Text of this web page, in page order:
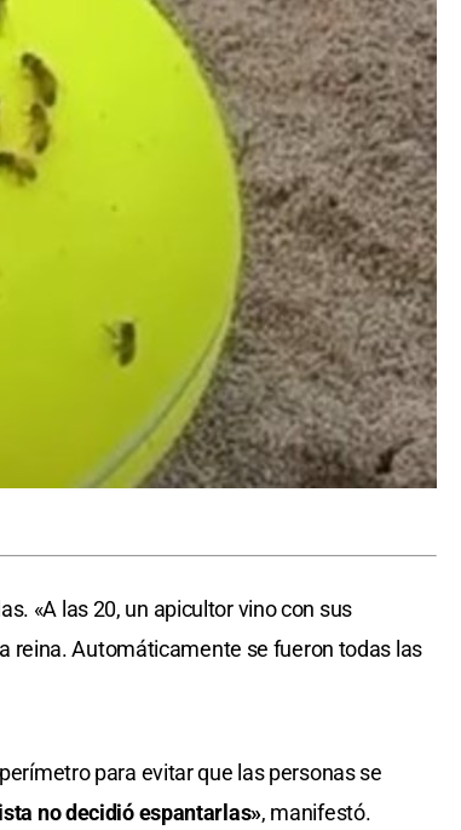
«A las 20, un apicultor vino con sus
reina. Automáticamente se fueron todas las
para evitar que las personas se
no decidió espantarlas», manifestó.